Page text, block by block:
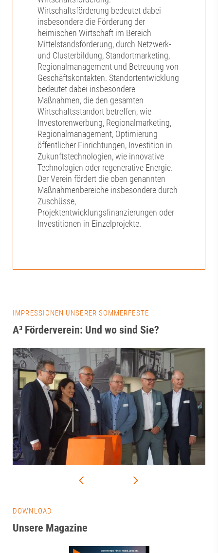
Wirtschaftsförderung bedeutet dabei
insbesondere die Förderung der
heimischen Wirtschaft im Bereich
Mittelstandsförderung, durch Netzwerk-
und Clusterbildung, Standortmarketing,
Regionalmanagement und Betreuung von
Geschäftskontakten. Standortentwicklung
bedeutet dabei insbesondere
Maßnahmen, die den gesamten
Wirtschaftsstandort betreffen, wie
Investorenwerbung, Regionalmarketing,
Regionalmanagement, Optimierung
öffentlicher Einrichtungen, Investition in
Zukunftstechnologien, wie innovative
Technologien oder regenerative Energie.
Der Verein fördert die oben genannten
Maßnahmenbereiche insbesondere durch
Zuschüsse,
Projektentwicklungsfinanzierungen oder
Investitionen in Einzelprojekte.
IMPRESSIONEN UNSERER SOMMERFESTE
A³ Förderverein: Und wo sind Sie?
DOWNLOAD
Unsere Magazine